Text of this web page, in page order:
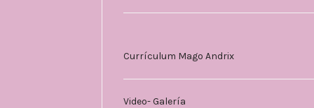
Currículum Mago Andrix
Video- Galería